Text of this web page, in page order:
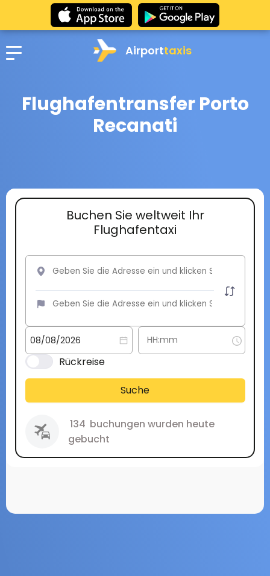
Airporttaxis
Flughafentransfer Porto
Recanati
Buchen Sie weltweit Ihr
Flughafentaxi
Rückreise
Suche
134 buchungen wurden heute
gebucht